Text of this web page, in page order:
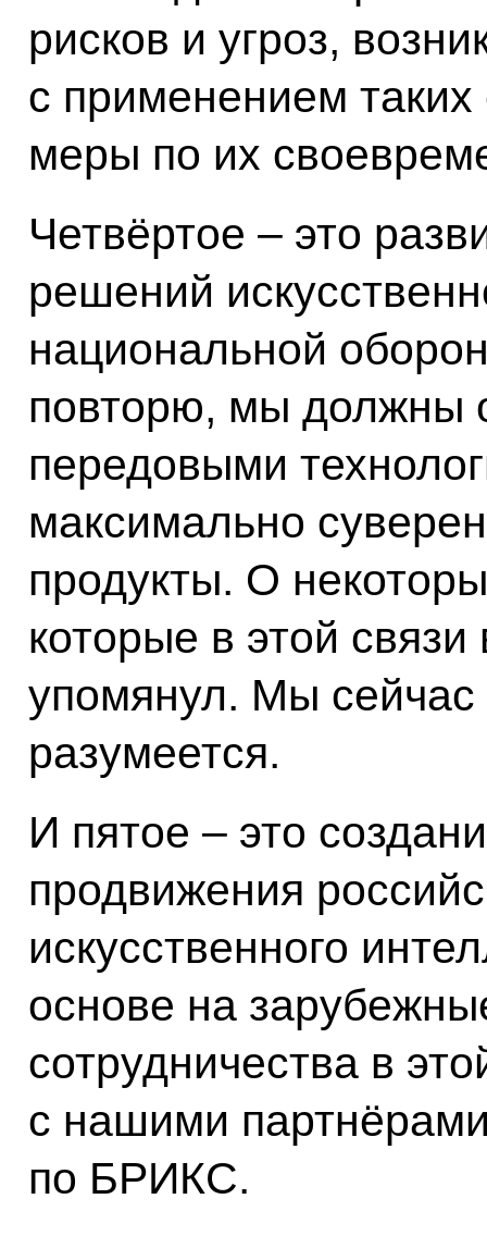
рисков и угроз,
с применением
меры по их
Четвёртое – это
решений
национальной
повторю, мы должны
передовыми
максимально
продукты. О
которые в этой
упомянул. Мы
разумеется.
И пятое – это
продвижения
искусственного
основе на
сотрудничества в
с нашими
по БРИКС.